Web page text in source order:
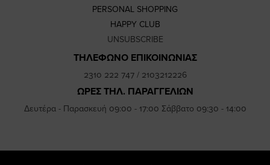
PERSONAL SHOPPING
HAPPY CLUB
UNSUBSCRIBE
ΤΗΛΕΦΩΝΟ ΕΠΙΚΟΙΝΩΝΙΑΣ
2310 222 747/ 2103212226
ΩΡΕΣ ΤΗΛ. ΠΑΡΑΓΓΕΛΙΩΝ
Δευτέρα - Παρασκευή 09:00 - 17:00 Σάββατο 09:30 - 14:00